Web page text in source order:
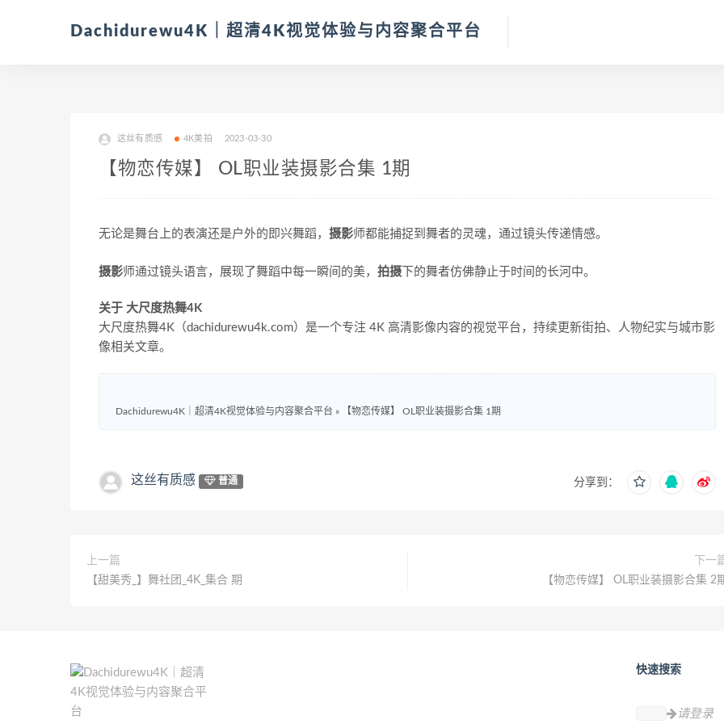
Dachidurewu4K｜超清4K视觉体验与内容聚合平台
这丝有质感 4K美拍 2023-03-30
【物恋传媒】 OL职业装摄影合集 1期
无论是舞台上的表演还是户外的即兴舞蹈， 摄影师都能捕捉到舞者的灵魂，通过镜头传递情感。
摄影师通过镜头语言，展现了舞蹈中每一瞬间的美， 拍摄 下的舞者仿佛静止于时间的长河中。
关于 大尺度热舞4K
大尺度热舞4K（dachidurewu4k.com）是一个专注 4K 高清影像内容的视觉平台，持续更新街拍、人物纪实与城市影
像相关文章。
Dachidurewu4K｜超清4K视觉体验与内容聚合平台 » 【物恋传媒】 OL职业装摄影合集 1期
这丝有质感 普通 分享到：
上一篇
【甜美秀_】舞社团_4K_集合 期
下一
【物恋传媒】 OL职业装摄影合集 2
快速搜索
请登录